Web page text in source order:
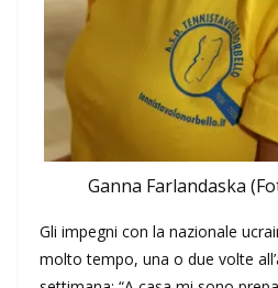
Ganna Farlandaska
Gli impegni con la nazionale
molto tempo, una o due volte